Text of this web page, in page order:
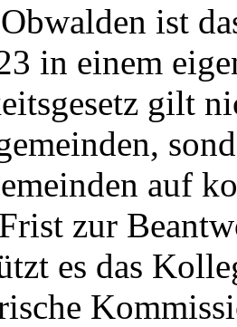
ist
in einem
gilt
auf
zur
es das